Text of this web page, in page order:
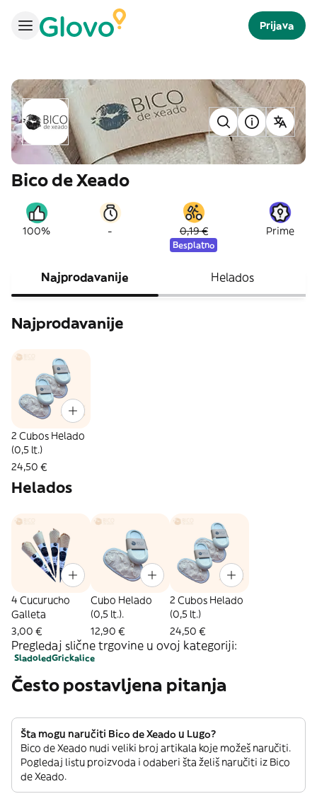
Prijava
Bico de Xeado
100% - 0,19 €
Besplatno
Prime
Najprodavanije Helados
Najprodavanije
2 Cubos Helado
(0,5 lt.)
24,50 €
Helados
4 Cucurucho
Galleta
3,00 €
Cubo Helado
(0,5 lt.).
12,90 €
2 Cubos Helado
(0,5 lt.)
24,50 €
Pregledaj slične trgovine u ovoj kategoriji:
SladoledGrickalice
Često postavljena pitanja
Šta mogu naručiti Bico de Xeado u Lugo?
Bico de Xeado nudi veliki broj artikala koje možeš naručiti.
Pogledaj listu proizvoda i odaberi šta želiš naručiti iz Bico
de Xeado.